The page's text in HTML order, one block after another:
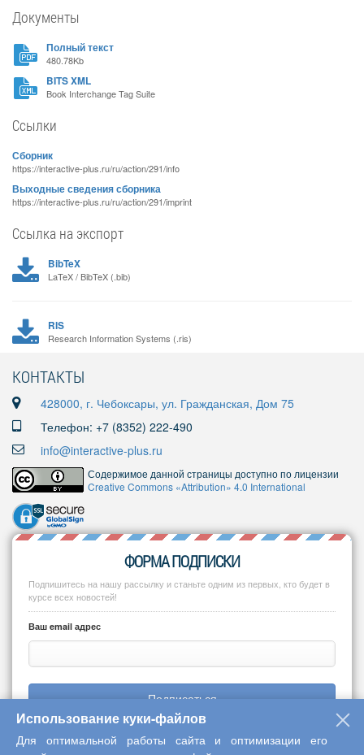
Документы
Полный текст
480.78Kb
BITS XML
Book Interchange Tag Suite
Ссылки
Сборник
https://interactive-plus.ru/ru/action/291/info
Выходные сведения сборника
https://interactive-plus.ru/ru/action/291/imprint
Ссылка на экспорт
BibTeX
LaTeX / BibTeX (.bib)
RIS
Research Information Systems (.ris)
КОНТАКТЫ
428000, г. Чебоксары, ул. Гражданская, Дом 75
Телефон: +7 (8352) 222-490
info@interactive-plus.ru
Содержимое данной страницы доступно по лицензии
Creative Commons «Attribution» 4.0 International
ФОРМА ПОДПИСКИ
Подпишитесь на нашу рассылку и станьте одним из первых, кто будет в
курсе всех новостей!
Ваш email адрес
Подписаться
Использование куки-файлов
Для оптимальной работы сайта и оптимизации его